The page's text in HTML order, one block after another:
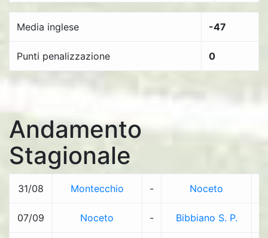
Media inglese -47
Punti penalizzazione 0
Andamento
Stagionale
31/08 Montecchio - Noceto
07/09 Noceto - Bibbiano S. P.